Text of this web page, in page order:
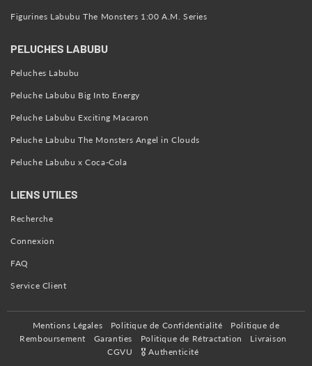
Figurines Labubu The Monsters 1:00 A.M. Series
PELUCHES LABUBU
Peluches Labubu
Peluche Labubu Big Into Energy
Peluche Labubu Exciting Macaron
Peluche Labubu The Monsters Angel in Clouds
Peluche Labubu x Coca-Cola
LIENS UTILES
Recherche
Connexion
FAQ
Service Client
Mentions Légales Politique de Confidentialité
Politique de
Remboursement
Garanties Politique de Rétractation
Livraison
CGVU
🎖️ Authenticité